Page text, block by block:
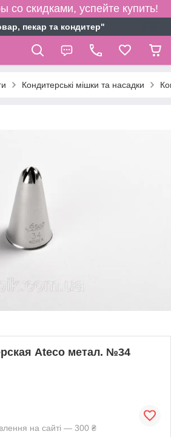
со скидками, успейте купить!
пекар та кондитер"
Кондитерські мішки та насадки
Ateco метал. №34
на сайті — 300 ₴